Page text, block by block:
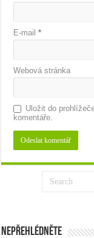
E-mail*
Webová stránka
Uložit do
komentáře.
Nepřehlédněte